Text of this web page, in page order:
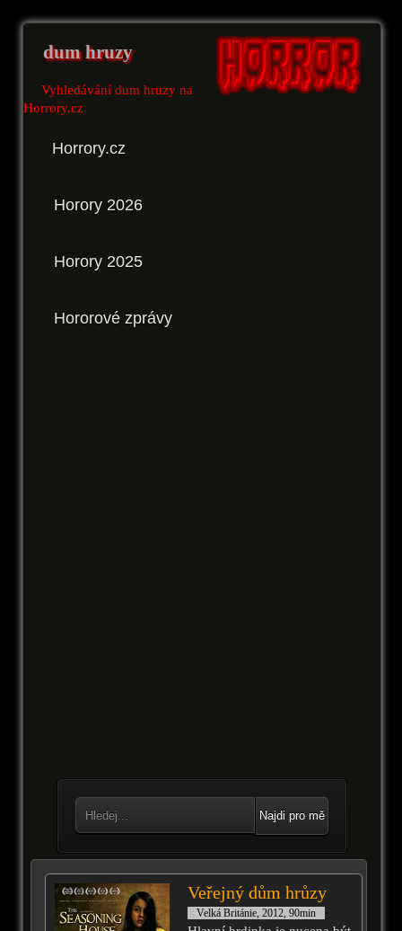
dum hruzy
Vyhledávání dum hruzy na
Horrory.cz
Horrory.cz
Horory 2026
Horory 2025
Hororové zprávy
Najdi pro mě
Veřejný dům hrůzy
Velká Británie, 2012, 90min